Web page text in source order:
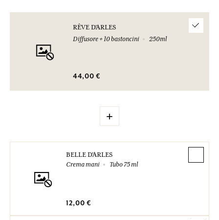
RÊVE D'ARLES
Diffusore + 10 bastoncini
250ml
44,00 €
+
BELLE D'ARLES
Crema mani
Tubo 75 ml
12,00 €